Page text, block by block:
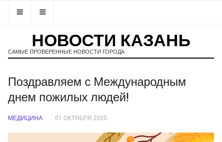
НОВОСТИ КАЗАНЬ
САМЫЕ ПРОВЕРЕННЫЕ НОВОСТИ ГОРОДА
Поздравляем с Международным
днем пожилых людей!
МЕДИЦИНА 01 ОКТЯБРЯ 2025